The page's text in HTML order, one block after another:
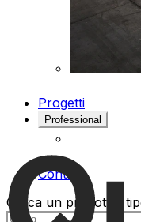
Progetti
Professional
Contatti
Cerca un prodotto,